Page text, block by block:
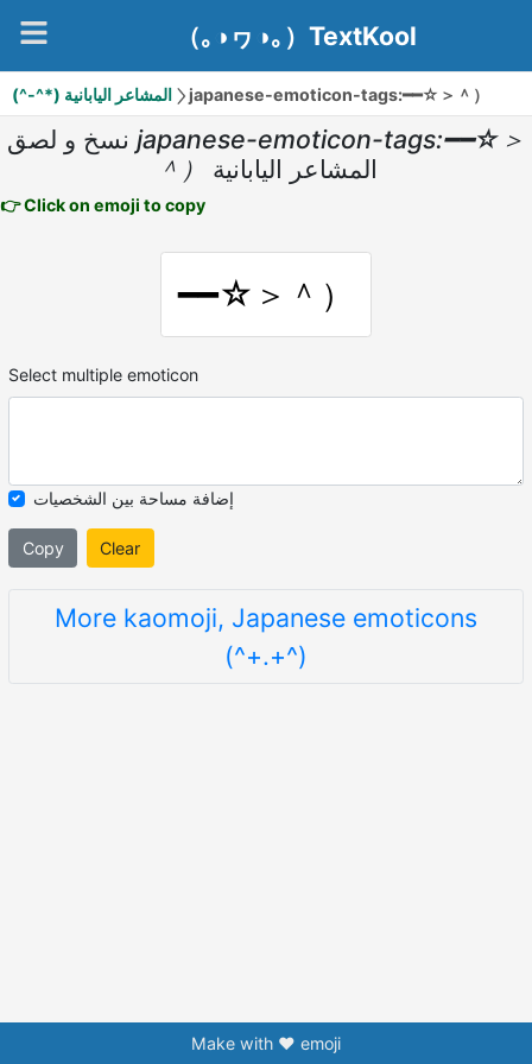
（｡◑ヮ◑｡）TextKool
(^-^*) المشاعر اليابانية japanese-emoticon-tags:━━☆＞＾）
نسخ و لصق japanese-emoticon-tags:━━☆＞
＾）
المشاعر اليابانية
👉 Click on emoji to copy
━━☆＞＾）
Select multiple emoticon
إضافة مساحة بين الشخصيات
Copy Clear
More kaomoji, Japanese emoticons
(^+.+^)
Make with ❤️ emoji